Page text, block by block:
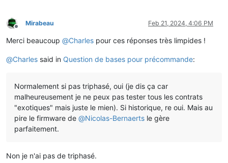
Offline
Mirabeau Feb 21, 2024, 4:06 PM
Merci beaucoup @Charles pour ces réponses très limpides !
@Charles said in Question de bases pour précommande:
Normalement si pas triphasé, oui (je dis ça car
malheureusement je ne peux pas tester tous les contrats
"exotiques" mais juste le mien). Si historique, re oui. Mais au
pire le firmware de @Nicolas-Bernaerts le gère
parfaitement.
Non je n'ai pas de triphasé.